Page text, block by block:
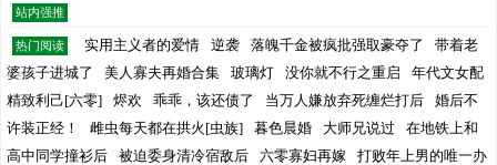
站内强推
热门阅读 实用主义者的爱情 逆袭 落魄千金被疯批强取豪夺了
带着老
婆孩子进城了
美人寡夫再婚合集 玻璃灯 没你就不行之重启
年代文女配
精致利己[六零]
烬欢 乖乖，该还债了 当万人嫌放弃死缠烂打后
婚后不
许装正经！
雌虫每天都在拱火[虫族] 暮色晨婚 大师兄说过
在地铁上和
高中同学撞衫后
被迫委身清冷宿敌后 六零寡妇再嫁
打败年上男的唯一办